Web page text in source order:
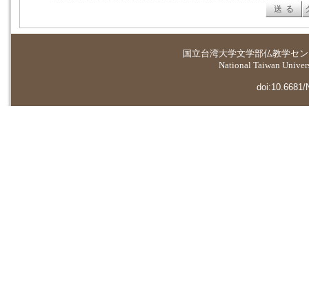
国立台湾大学文学部仏教学セ
National Taiwan
doi:10.6681/